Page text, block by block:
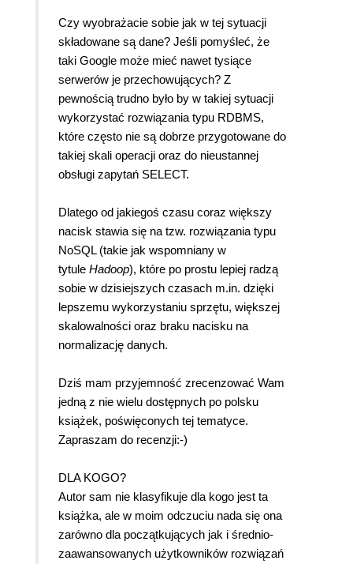
Czy wyobrażacie sobie jak w tej sytuacji
składowane są dane? Jeśli pomyśleć, że
taki Google może mieć nawet tysiące
serwerów je przechowujących? Z
pewnością trudno było by w takiej sytuacji
wykorzystać rozwiązania typu RDBMS,
które często nie są dobrze przygotowane do
takiej skali operacji oraz do nieustannej
obsługi zapytań SELECT.
Dlatego od jakiegoś czasu coraz większy
nacisk stawia się na tzw. rozwiązania typu
NoSQL (takie jak wspomniany w
tytule Hadoop), które po prostu lepiej radzą
sobie w dzisiejszych czasach m.in. dzięki
lepszemu wykorzystaniu sprzętu, większej
skalowalności oraz braku nacisku na
normalizację danych.
Dziś mam przyjemność zrecenzować Wam
jedną z nie wielu dostępnych po polsku
książek, poświęconych tej tematyce.
Zapraszam do recenzji:-)
DLA KOGO?
Autor sam nie klasyfikuje dla kogo jest ta
książka, ale w moim odczuciu nada się ona
zarówno dla początkujących jak i średnio-
zaawansowanych użytkowników rozwiązań